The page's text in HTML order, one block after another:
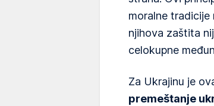
moralne
njihova zaštita
celokupne
Za Ukrajinu je
premeštanje